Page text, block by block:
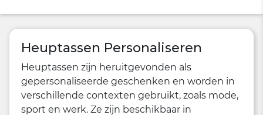
Heuptassen Personaliseren
Heuptassen zijn heruitgevonden als
gepersonaliseerde geschenken en worden in
verschillende contexten gebruikt, zoals mode,
sport en werk. Ze zijn beschikbaar in